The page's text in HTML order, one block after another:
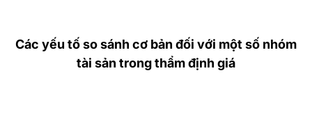
Các yếu tố so sánh cơ bản đối với một số nhóm
tài sản trong thẩm định giá